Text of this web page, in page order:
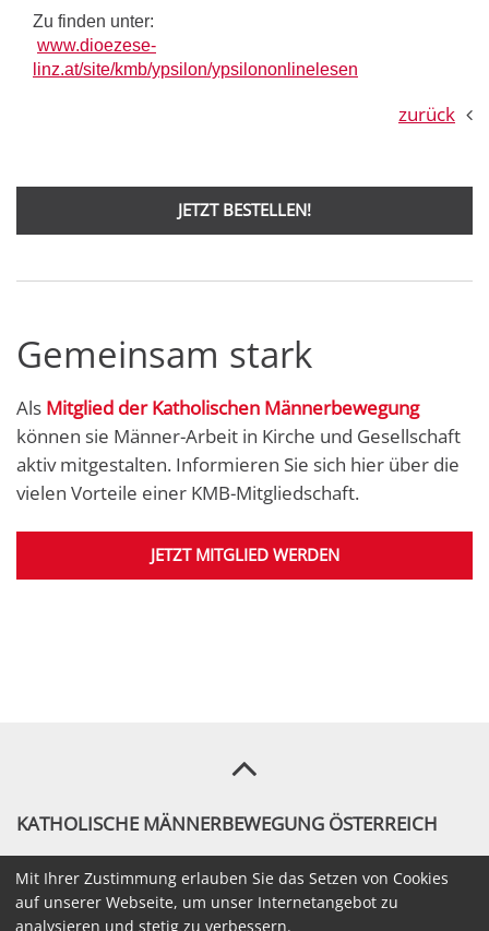
Zu finden unter:
www.dioezese-
linz.at/site/kmb/ypsilon/ypsilononlinelesen
zurück
JETZT BESTELLEN!
Gemeinsam stark
Als Mitglied der Katholischen Männerbewegung
können sie Männer-Arbeit in Kirche und Gesellschaft
aktiv mitgestalten. Informieren Sie sich hier über die
vielen Vorteile einer KMB-Mitgliedschaft.
JETZT MITGLIED WERDEN
KATHOLISCHE MÄNNERBEWEGUNG ÖSTERREICH
michael.juppe@kmb.or.at
+43.1.51611-1611
Mit Ihrer Zustimmung erlauben Sie das Setzen von Cookies
auf unserer Webseite, um unser Internetangebot zu
analysieren und stetig zu verbessern.